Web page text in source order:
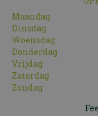
Maandag
Dinsdag
Woensdag
Donderdag
Vrijdag
Zaterdag
Zondag